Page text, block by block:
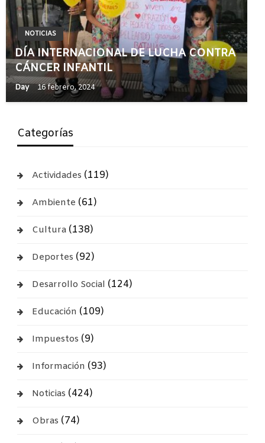
NOTICIAS
DÍA INTERNACIONAL DE LUCHA CONTRA
CÁNCER INFANTIL
Day 16 febrero, 2024
Categorías
Actividades (119)
Ambiente (61)
Cultura(138)
Deportes (92)
Desarrollo Social (124)
Educación (109)
Impuestos (9)
Información (93)
Noticias (424)
Obras (74)